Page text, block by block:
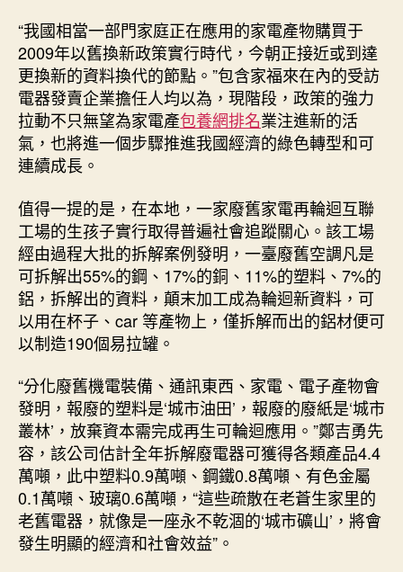
“我國相當一部門家庭正在應用的家電產物購買于
2009年以舊換新政策實行時代，今朝正接近或到達
更換新的資料換代的節點。”包含家福來在內的受訪
電器發賣企業擔任人均以為，現階段，政策的強力
拉動不只無望為家電產包養網排名業注進新的活
氣，也將進一個步驟推進我國經濟的綠色轉型和可
連續成長。
值得一提的是，在本地，一家廢舊家電再輪迴互聯
工場的生孩子實行取得普遍社會追蹤關心。該工場
經由過程大批的拆解案例發明，一臺廢舊空調凡是
可拆解出55%的鋼、17%的銅、11%的塑料、7%的
鋁，拆解出的資料，顛末加工成為輪迴新資料，可
以用在杯子、car 等產物上，僅拆解而出的鋁材便可
以制造190個易拉罐。
“分化廢舊機電裝備、通訊東西、家電、電子產物會
發明，報廢的塑料是‘城市油田’，報廢的廢紙是‘城市
叢林’，放棄資本需完成再生可輪迴應用。”鄭吉勇先
容，該公司估計全年拆解廢電器可獲得各類產品4.4
萬噸，此中塑料0.9萬噸、鋼鐵0.8萬噸、有色金屬
0.1萬噸、玻璃0.6萬噸，“這些疏散在老蒼生家里的
老舊電器，就像是一座永不乾涸的‘城市礦山’，將會
發生明顯的經濟和社會效益”。